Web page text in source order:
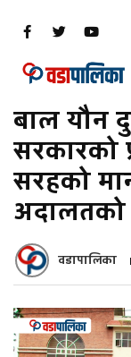
बाल यौन
सरकारको
सरहको
वडापालिका